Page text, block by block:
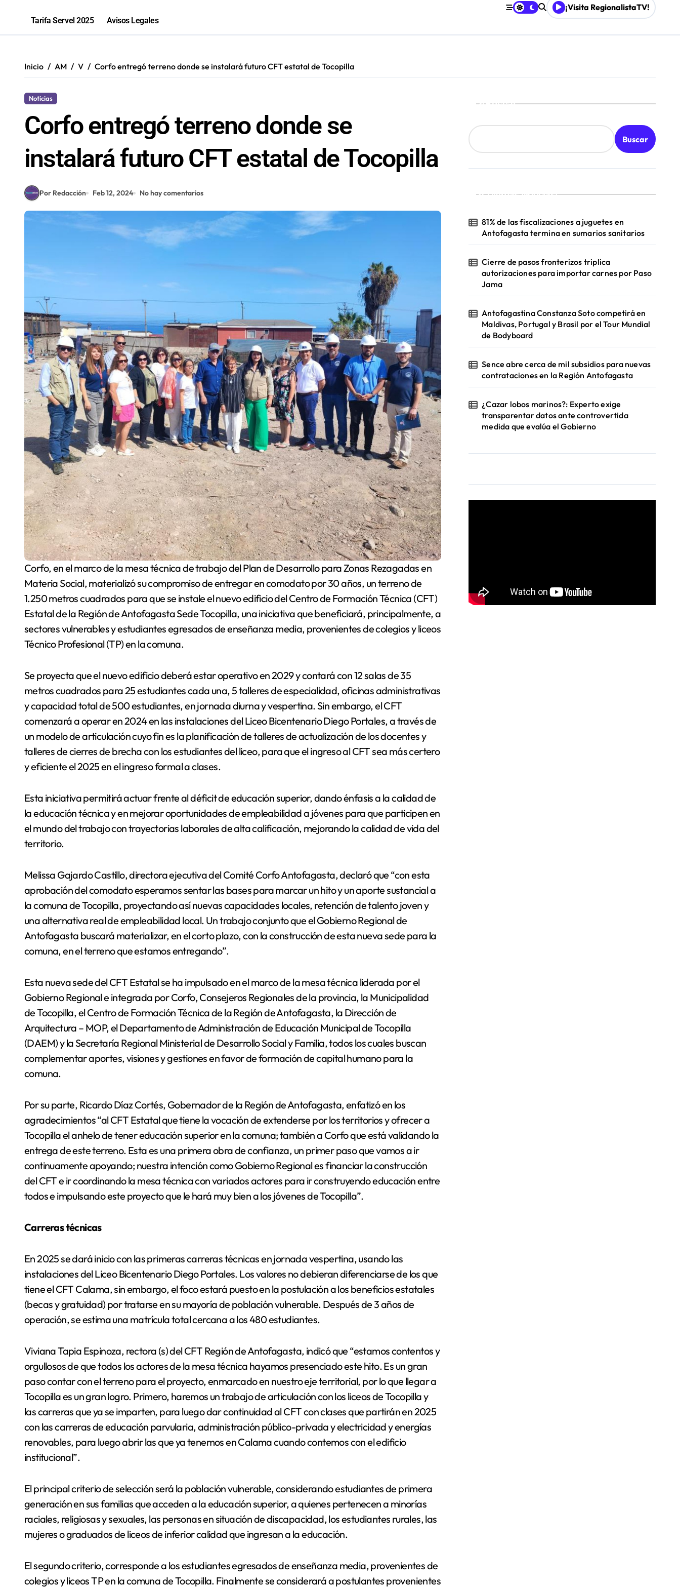
81% de las fiscalizaciones a juguetes en Antofagasta termina en sumarios sanitarios
Tarifa Servel 2025 Avisos Legales
¡Visita RegionalistaTV!
Inicio AM V Corfo entregó terreno donde se instalará futuro CFT estatal de Tocopilla
Noticias
Corfo entregó terreno donde se
instalará futuro CFT estatal de Tocopilla
Por Redacción Feb 12, 2024 No hay comentarios
Corfo, en el marco de la mesa técnica de trabajo del Plan de Desarrollo para Zonas Rezagadas en
Materia Social, materializó su compromiso de entregar en comodato por 30 años, un terreno de
1.250 metros cuadrados para que se instale el nuevo edificio del Centro de Formación Técnica (CFT)
Estatal de la Región de Antofagasta Sede Tocopilla, una iniciativa que beneficiará, principalmente, a
sectores vulnerables y estudiantes egresados de enseñanza media, provenientes de colegios y liceos
Técnico Profesional (TP) en la comuna.
Se proyecta que el nuevo edificio deberá estar operativo en 2029 y contará con 12 salas de 35
metros cuadrados para 25 estudiantes cada una, 5 talleres de especialidad, oficinas administrativas
y capacidad total de 500 estudiantes, en jornada diurna y vespertina. Sin embargo, el CFT
comenzará a operar en 2024 en las instalaciones del Liceo Bicentenario Diego Portales, a través de
un modelo de articulación cuyo fin es la planificación de talleres de actualización de los docentes y
talleres de cierres de brecha con los estudiantes del liceo, para que el ingreso al CFT sea más certero
y eficiente el 2025 en el ingreso formal a clases.
Esta iniciativa permitirá actuar frente al déficit de educación superior, dando énfasis a la calidad de
la educación técnica y en mejorar oportunidades de empleabilidad a jóvenes para que participen en
el mundo del trabajo con trayectorias laborales de alta calificación, mejorando la calidad de vida del
territorio.
Melissa Gajardo Castillo, directora ejecutiva del Comité Corfo Antofagasta, declaró que “con esta
aprobación del comodato esperamos sentar las bases para marcar un hito y un aporte sustancial a
la comuna de Tocopilla, proyectando así nuevas capacidades locales, retención de talento joven y
una alternativa real de empleabilidad local. Un trabajo conjunto que el Gobierno Regional de
Antofagasta buscará materializar, en el corto plazo, con la construcción de esta nueva sede para la
comuna, en el terreno que estamos entregando”.
Esta nueva sede del CFT Estatal se ha impulsado en el marco de la mesa técnica liderada por el
Gobierno Regional e integrada por Corfo, Consejeros Regionales de la provincia, la Municipalidad
de Tocopilla, el Centro de Formación Técnica de la Región de Antofagasta, la Dirección de
Arquitectura – MOP, el Departamento de Administración de Educación Municipal de Tocopilla
(DAEM) y la Secretaría Regional Ministerial de Desarrollo Social y Familia, todos los cuales buscan
complementar aportes, visiones y gestiones en favor de formación de capital humano para la
comuna.
Por su parte, Ricardo Díaz Cortés, Gobernador de la Región de Antofagasta, enfatizó en los
agradecimientos “al CFT Estatal que tiene la vocación de extenderse por los territorios y ofrecer a
Tocopilla el anhelo de tener educación superior en la comuna; también a Corfo que está validando la
entrega de este terreno. Esta es una primera obra de confianza, un primer paso que vamos a ir
continuamente apoyando; nuestra intención como Gobierno Regional es financiar la construcción
del CFT e ir coordinando la mesa técnica con variados actores para ir construyendo educación entre
todos e impulsando este proyecto que le hará muy bien a los jóvenes de Tocopilla”.
Carreras técnicas
En 2025 se dará inicio con las primeras carreras técnicas en jornada vespertina, usando las
instalaciones del Liceo Bicentenario Diego Portales. Los valores no debieran diferenciarse de los que
tiene el CFT Calama, sin embargo, el foco estará puesto en la postulación a los beneficios estatales
(becas y gratuidad) por tratarse en su mayoría de población vulnerable. Después de 3 años de
operación, se estima una matrícula total cercana a los 480 estudiantes.
Viviana Tapia Espinoza, rectora (s) del CFT Región de Antofagasta, indicó que “estamos contentos y
orgullosos de que todos los actores de la mesa técnica hayamos presenciado este hito. Es un gran
paso contar con el terreno para el proyecto, enmarcado en nuestro eje territorial, por lo que llegar a
Tocopilla es un gran logro. Primero, haremos un trabajo de articulación con los liceos de Tocopilla y
las carreras que ya se imparten, para luego dar continuidad al CFT con clases que partirán en 2025
con las carreras de educación parvularia, administración público-privada y electricidad y energías
renovables, para luego abrir las que ya tenemos en Calama cuando contemos con el edificio
institucional”.
El principal criterio de selección será la población vulnerable, considerando estudiantes de primera
generación en sus familias que acceden a la educación superior, a quienes pertenecen a minorías
raciales, religiosas y sexuales, las personas en situación de discapacidad, los estudiantes rurales, las
mujeres o graduados de liceos de inferior calidad que ingresan a la educación.
El segundo criterio, corresponde a los estudiantes egresados de enseñanza media, provenientes de
colegios y liceos TP en la comuna de Tocopilla. Finalmente se considerará a postulantes provenientes
Buscar
Buscar
¡Ultimas Noticias!
81% de las fiscalizaciones a juguetes en
Antofagasta termina en sumarios sanitarios
Cierre de pasos fronterizos triplica
autorizaciones para importar carnes por Paso
Jama
Antofagastina Constanza Soto competirá en
Maldivas, Portugal y Brasil por el Tour Mundial
de Bodyboard
Sence abre cerca de mil subsidios para nuevas
contrataciones en la Región Antofagasta
¿Cazar lobos marinos?: Experto exige
transparentar datos ante controvertida
medida que evalúa el Gobierno